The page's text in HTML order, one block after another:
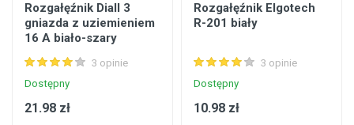
Rozgałęźnik Diall 3
gniazda z uziemieniem
16 A biało-szary
3 opinie
Dostępny
21.98 zł
Rozgałęźnik Elgotech
R-201 biały
3 opinie
Dostępny
10.98 zł